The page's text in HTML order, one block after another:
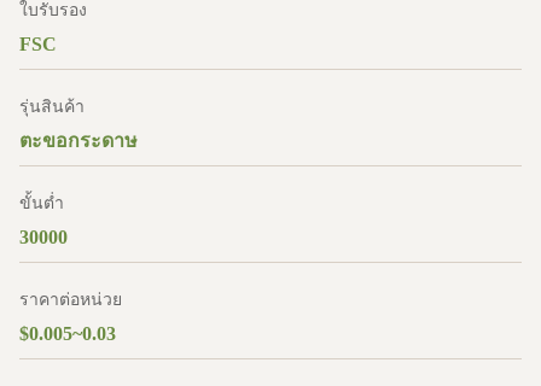
ใบรับรอง
FSC
รุ่นสินค้า
ตะขอกระดาษ
ขั้นต่ำ
30000
ราคาต่อหน่วย
$0.005~0.03